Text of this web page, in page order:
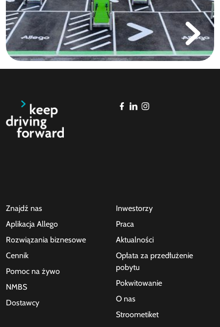
Znajdź nas
Aplikacja Allego
Rozwiązania biznesowe
Cennik
Pomoc na żywo
NMBS
Dostawcy
Inwestorzy
Praca
Aktualności
Opłata za przedłużenie
pobytu
Pokwitowanie
O nas
Stroometiket